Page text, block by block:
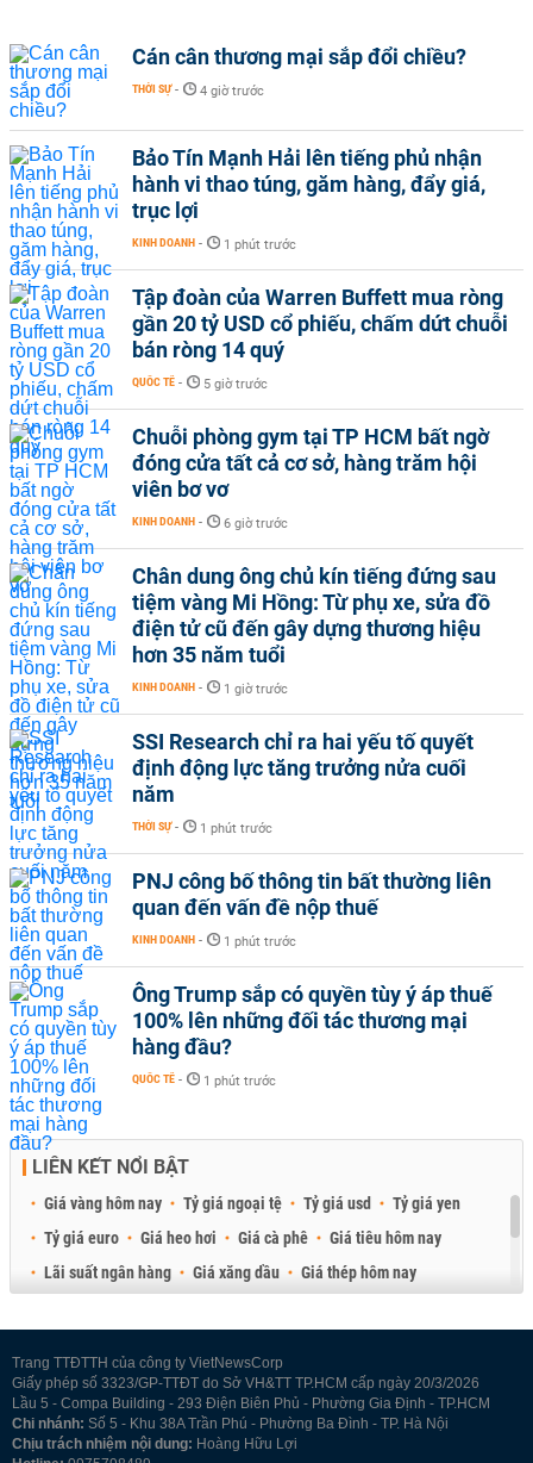
Cán cân thương mại sắp đổi chiều?
THỜI SỰ - 4 giờ trước
Bảo Tín Mạnh Hải lên tiếng phủ nhận
hành vi thao túng, găm hàng, đẩy giá,
trục lợi
KINH DOANH - 1 phút trước
Tập đoàn của Warren Buffett mua ròng
gần 20 tỷ USD cổ phiếu, chấm dứt chuỗi
bán ròng 14 quý
QUỐC TẾ - 5 giờ trước
Chuỗi phòng gym tại TP HCM bất ngờ
đóng cửa tất cả cơ sở, hàng trăm hội
viên bơ vơ
KINH DOANH - 6 giờ trước
Chân dung ông chủ kín tiếng đứng sau
tiệm vàng Mi Hồng: Từ phụ xe, sửa đồ
điện tử cũ đến gây dựng thương hiệu
hơn 35 năm tuổi
KINH DOANH - 1 giờ trước
SSI Research chỉ ra hai yếu tố quyết
định động lực tăng trưởng nửa cuối
năm
THỜI SỰ - 1 phút trước
PNJ công bố thông tin bất thường liên
quan đến vấn đề nộp thuế
KINH DOANH - 1 phút trước
Ông Trump sắp có quyền tùy ý áp thuế
100% lên những đối tác thương mại
hàng đầu?
QUỐC TẾ - 1 phút trước
LIÊN KẾT NỔI BẬT
Giá vàng hôm nay Tỷ giá ngoại tệ Tỷ giá usd
Tỷ giá yen
Tỷ giá euro
Giá heo hơi Giá cà phê
Giá tiêu hôm nay
Lãi suất ngân hàng
Giá xăng dầu
Giá thép hôm nay
Trang TTĐTTH của công ty VietNewsCorp
Giấy phép số 3323/GP-TTĐT do Sở VH&TT TP.HCM cấp ngày 20/3/2026
Lầu 5 - Compa Building - 293 Điện Biên Phủ - Phường Gia Định - TP.HCM
Chi nhánh: Số 5 - Khu 38A Trần Phú - Phường Ba Đình - TP. Hà Nội
Chịu trách nhiệm nội dung: Hoàng Hữu Lợi